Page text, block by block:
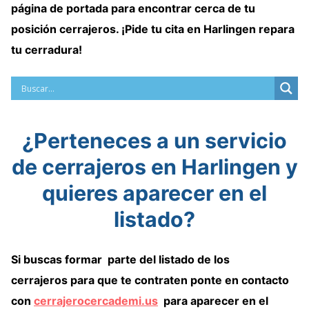
página de portada para encontrar cerca de tu
posición cerrajeros. ¡Pide tu cita en Harlingen repara
tu cerradura!
¿Perteneces a un servicio
de cerrajeros en Harlingen y
quieres aparecer en el
listado?
Si buscas formar parte del listado de los
cerrajeros para que te contraten ponte en contacto
con cerrajerocercademi.us para aparecer en el